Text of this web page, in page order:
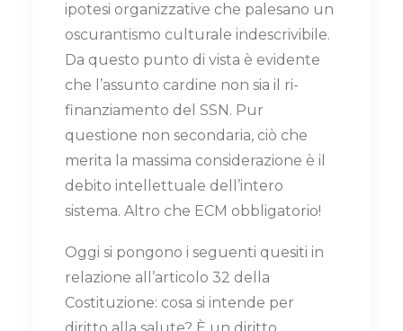
ipotesi organizzative che palesano un
oscurantismo culturale indescrivibile.
Da questo punto di vista è evidente
che l’assunto cardine non sia il ri-
finanziamento del SSN. Pur
questione non secondaria, ciò che
merita la massima considerazione è il
debito intellettuale dell’intero
sistema. Altro che ECM obbligatorio!
Oggi si pongono i seguenti quesiti in
relazione all’articolo 32 della
Costituzione: cosa si intende per